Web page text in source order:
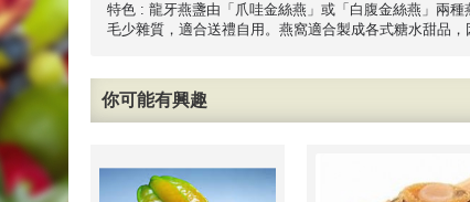
特色 : 龍牙燕盞由「爪哇金絲燕」或「白腹金絲燕」兩
毛少雜質，適合送禮自用。燕窩適合製成各式糖水甜品，
你可能有興趣